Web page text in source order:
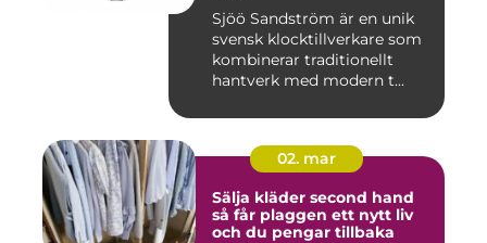
Sjöö Sandström är en unik
svensk klocktillverkare som
kombinerar traditionellt
hantverk med modern t...
02. mar
Sälja kläder second hand
så får plaggen ett nytt liv
och du pengar tillbaka